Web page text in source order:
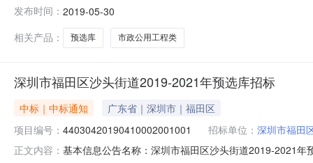
【市政公用工程类（含园林绿化）】标段编号：
发布时间： 2019-05-30
相关产品：
预选库 市政公用工程类
深圳市福田区沙头街道2019-2021年预选库招标
中标｜中标通知
广东省｜深圳市｜福田区
项目编号： 44030420190410002001001 招标单位： 深圳市福田
正文内容： 基本信息公告名称：深圳市福田区沙头街道2019-2021